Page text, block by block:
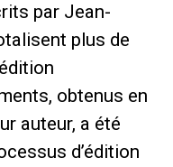
par Jean-
plus de
obtenus en
auteur, a été
d’édition